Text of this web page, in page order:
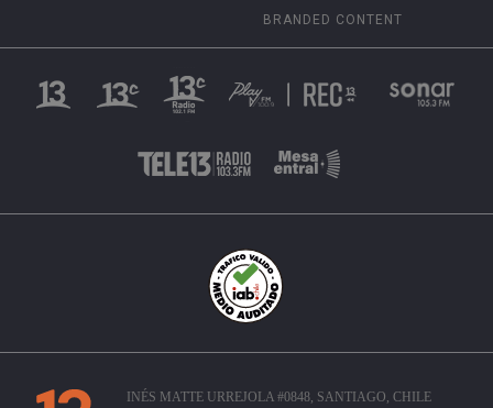
BRANDED CONTENT
INÉS MATTE URREJOLA #0848, SANTIAGO, CHILE